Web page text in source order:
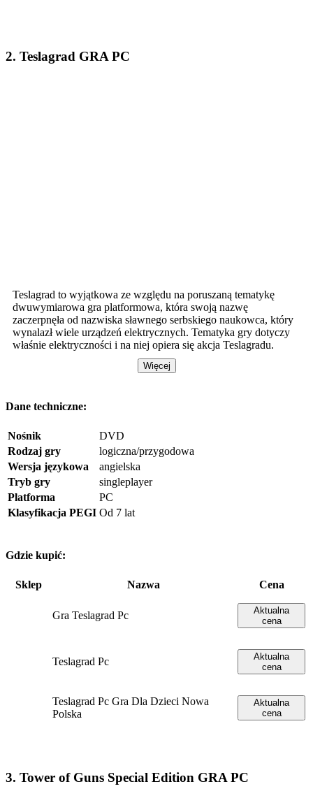
2. Teslagrad GRA PC
Teslagrad to wyjątkowa ze względu na poruszaną tematykę
dwuwymiarowa gra platformowa, która swoją nazwę
zaczerpnęła od nazwiska sławnego serbskiego naukowca, który
wynalazł wiele urządzeń elektrycznych. Tematyka gry dotyczy
właśnie elektryczności i na niej opiera się akcja Teslagradu.
Więcej
Dane techniczne:
Nośnik
DVD
Rodzaj gry
logiczna/przygodowa
Wersja językowa
angielska
Tryb gry
singleplayer
Platforma
PC
Klasyfikacja PEGI Od 7 lat
Gdzie kupić:
Sklep Nazwa Cena
Gra Teslagrad Pc
Aktualna
cena
Teslagrad Pc
Aktualna
cena
Teslagrad Pc Gra Dla Dzieci Nowa
Polska
Aktualna
cena
3. Tower of Guns Special Edition GRA PC